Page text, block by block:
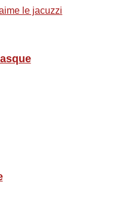
le jacuzzi